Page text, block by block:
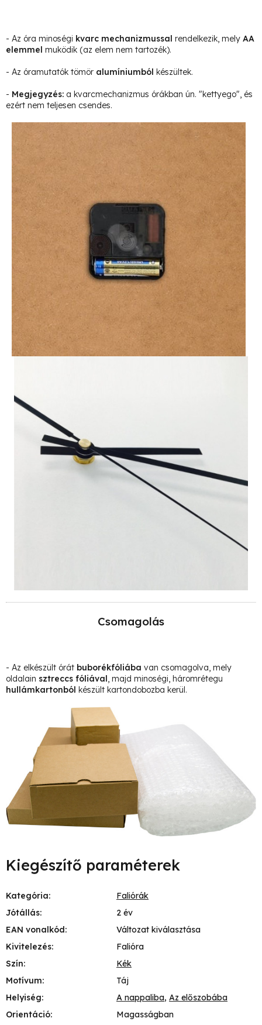
- Az óra minoségi kvarc mechanizmussal rendelkezik, mely AA
elemmel muködik (az elem nem tartozék).
- Az óramutatók tömör alumíniumból készültek.
- Megjegyzés: a kvarcmechanizmus órákban ún. "kettyego", és
ezért nem teljesen csendes.
Csomagolás
- Az elkészült órát buborékfóliába van csomagolva, mely
oldalain sztreccs fóliával, majd minoségi, háromrétegu
hullámkartonból készült kartondobozba kerül.
Kiegészítő paraméterek
Kategória:
Faliórák
Jótállás:
2 év
EAN vonalkód:
Változat kiválasztása
Kivitelezés:
Falióra
Szín:
Kék
Motívum:
Táj
Helyiség: A nappaliba, Az előszobába
Orientáció: Magasságban